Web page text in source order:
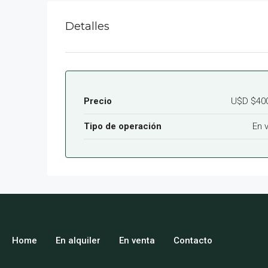
Detalles
Precio U$D
Tipo de operación En
Home En alquiler En venta Contacto